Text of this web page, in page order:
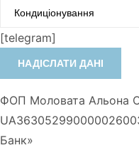
[telegram]
ФОП Моловата Альона
Банк»